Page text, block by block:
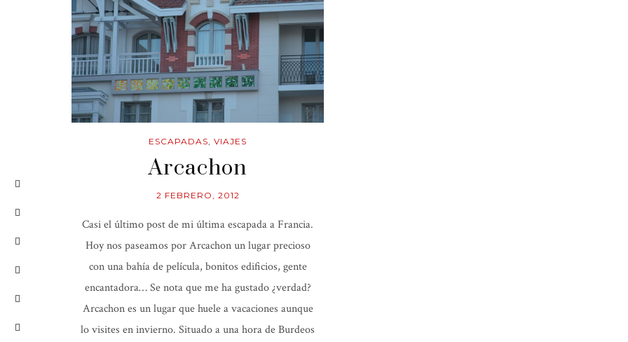
ESCAPADAS VIAJES
Arcachon
2 FEBRERO, 2012
Casi el último post de mi última escapada a Francia.
Hoy nos paseamos por Arcachon un lugar precioso
con una bahía de película, bonitos edificios, gente
encantadora… Se nota que me ha gustado ¿verdad?
Arcachon es un lugar que huele a vacaciones aunque
lo visites en invierno. Situado a una hora de Burdeos